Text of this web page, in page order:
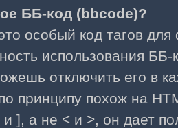
ББ-код (bbcode)?
особый код тагов
использования
отключить его в
принципу похож на
и ], а не < и >, он дает